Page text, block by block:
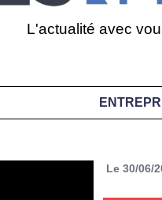
L'actualité avec
Le 30/06/